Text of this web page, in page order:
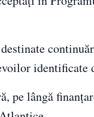
pe lângă